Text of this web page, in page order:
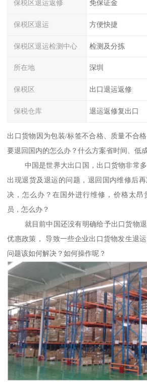
保税区退运返修 免保证金
保税区退运 方便快捷
保税区退运检测中心 检测及分拣
所在地 深圳
保税区 出口退运返修
保税仓库 退运返修复出口
出口货物因为包装/标签不合格、质量不合
要退回国内的怎么办？什么方案省时间、低
中国是世界大出口国，出口货物非常多
出现退货及退运的问题，退回国内维修后
决，怎么办？在国外进行维修，价格太昂
员，怎么办？
就目前中国还没有明确给予出口货物退
优惠政策， 导致一些企业出口货物发生退
问题该如何解决？如何操作呢？